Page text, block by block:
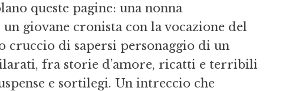
queste pagine: una nonna
giovane cronista con la vocazione del
cruccio di sapersi personaggio di un
fra storie d’amore, ricatti e terribili
e sortilegi. Un intreccio che